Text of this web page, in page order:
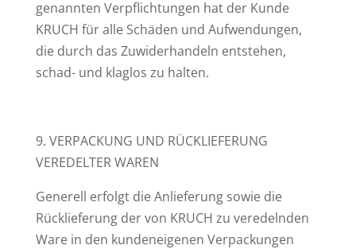
genannten Verpflichtungen hat der Kunde
KRUCH für alle Schäden und Aufwendungen,
die durch das Zuwiderhandeln entstehen,
schad- und klaglos zu halten.
9. VERPACKUNG UND RÜCKLIEFERUNG
VEREDELTER WAREN
Generell erfolgt die Anlieferung sowie die
Rücklieferung der von KRUCH zu veredelnden
Ware in den kundeneigenen Verpackungen